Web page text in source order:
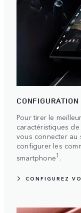
CONFIGURATION
Pour tirer le
caractéristiques
vous connecter au
configurer les
smartphone1 .
CONFIGUREZ